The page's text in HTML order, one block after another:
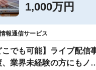
1,000万円
報通信サービス
こでも可能】ライブ配信
業界未経験の方にもノ